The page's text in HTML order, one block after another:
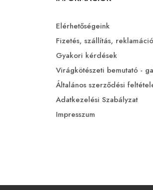
Elérhetőségeink
Fizetés, szállítás, reklamáció
Gyakori kérdések
Virágkötészeti bemutató -
Általános szerződési
Adatkezelési Szabályzat
Impresszum